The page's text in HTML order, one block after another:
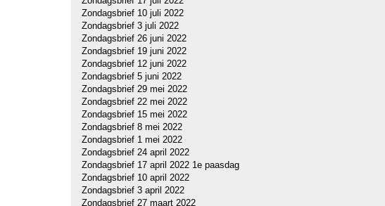
Zondagsbrief 10 juli 2022
Zondagsbrief 3 juli 2022
Zondagsbrief 26 juni 2022
Zondagsbrief 19 juni 2022
Zondagsbrief 12 juni 2022
Zondagsbrief 5 juni 2022
Zondagsbrief 29 mei 2022
Zondagsbrief 22 mei 2022
Zondagsbrief 15 mei 2022
Zondagsbrief 8 mei 2022
Zondagsbrief 1 mei 2022
Zondagsbrief 24 april 2022
Zondagsbrief 17 april 2022 1e paasdag
Zondagsbrief 10 april 2022
Zondagsbrief 3 april 2022
Zondagsbrief 27 maart 2022